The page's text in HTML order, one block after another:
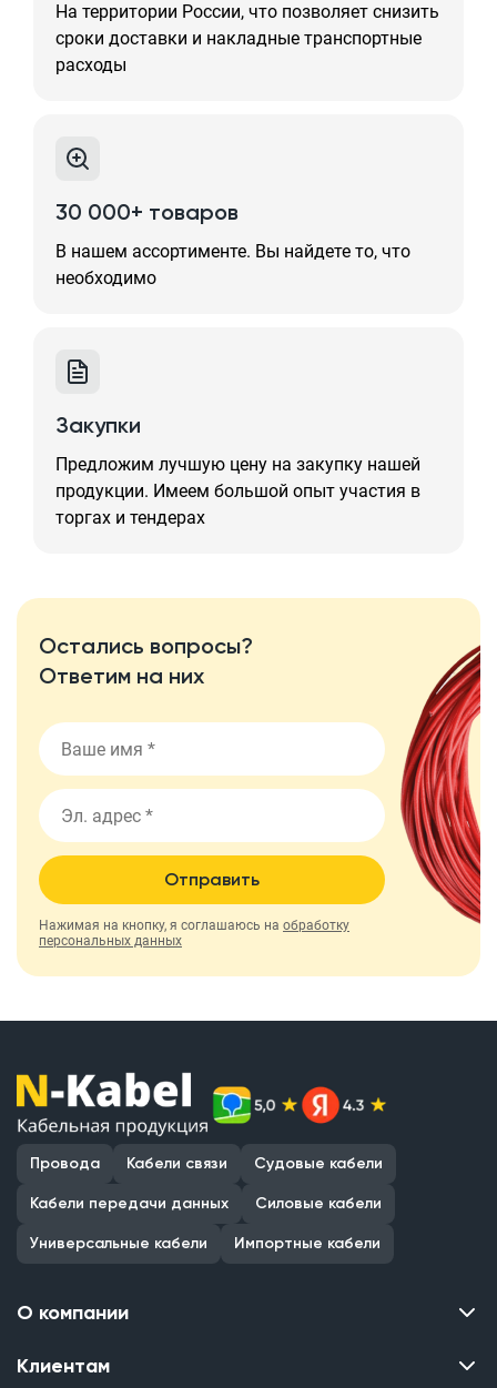
На территории России, что позволяет снизить
сроки доставки и накладные транспортные
расходы
30 000+ товаров
В нашем ассортименте. Вы найдете то, что
необходимо
Закупки
Предложим лучшую цену на закупку нашей
продукции. Имеем большой опыт участия в
торгах и тендерах
Остались вопросы?
Ответим на них
Отправить
Нажимая на кнопку, я соглашаюсь на обработку
персональных данных
Провода Кабели связи Судовые кабели
Кабели передачи данных Силовые кабели
Универсальные кабели Импортные кабели
О компании
Контакты
Клиентам